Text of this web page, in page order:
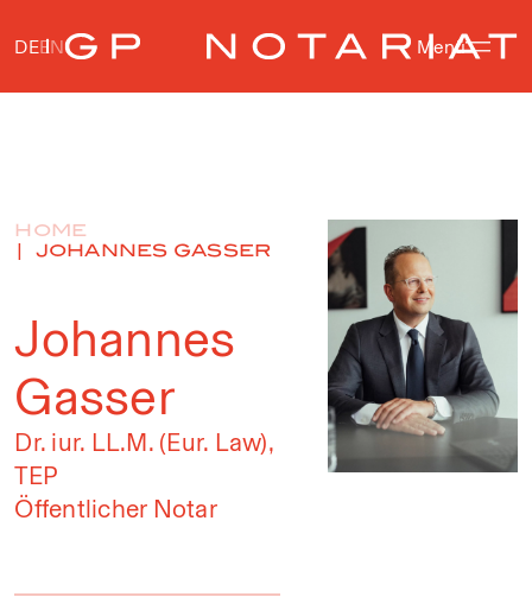
Menü
DEEN
HOME
JOHANNES GASSER
Johannes
Gasser
Dr. iur. LL.M. (Eur. Law),
TEP
Öffentlicher Notar